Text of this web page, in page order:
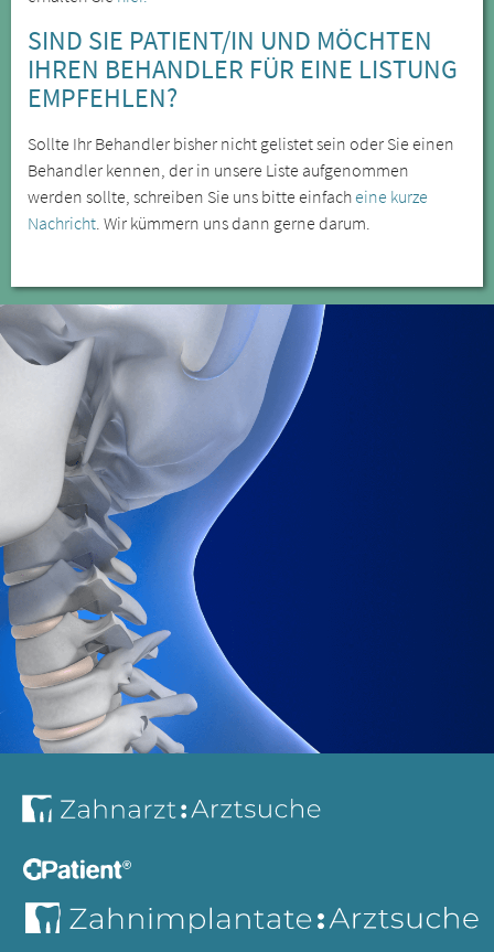
SIND SIE PATIENT/IN UND MÖCHTEN
IHREN BEHANDLER FÜR EINE LISTUNG
EMPFEHLEN?
Sollte Ihr Behandler bisher nicht gelistet sein oder Sie einen
Behandler kennen, der in unsere Liste aufgenommen
werden sollte, schreiben Sie uns bitte einfacheine kurze
Nachricht. Wir kümmern uns dann gerne darum.